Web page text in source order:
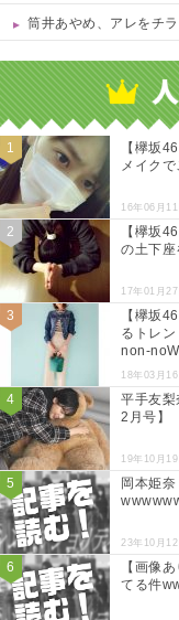
筒井あやめ、アレをチ
【欅坂
メイク
16年06月
【欅坂
の土下座
17年01月
【欅坂
るトレ
non-
18年03月
平手友
2月号】
19年10月
岡本姫
23年10月
【画像
てる件